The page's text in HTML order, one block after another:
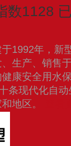
数1128
1992年，新
生产、销售
康安全用水
条现代化自
地区。